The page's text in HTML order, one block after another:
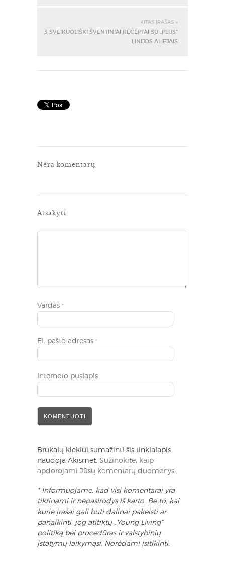
KITAS ĮRAŠAS »
3 SVEIKUOLIŠKI ŠVENTINIAI RECEPTAI SU „PLUS“
LINIJOS ALIEJAIS
Nėra komentarų
Atsakyti
Vardas *
El. pašto adresas *
Interneto puslapis
Brukalų kiekiui sumažinti šis tinklalapis
naudoja Akismet. Sužinokite, kaip
apdorojami Jūsų komentarų duomenys
* Informuojame, kad visi komentarai yra
tikrinami ir nepasirodys iš karto. Be to, kai
kurie įrašai gali būti dalinai pakeisti ar
panaikinti, jog atitiktų „Young Living“
politiką bei procedūras ir valstybinių
įstatymų laikymąsi. Norėdami įsitikinti,